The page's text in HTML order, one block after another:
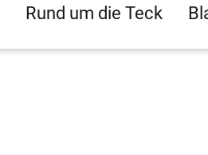
Rund um die Teck